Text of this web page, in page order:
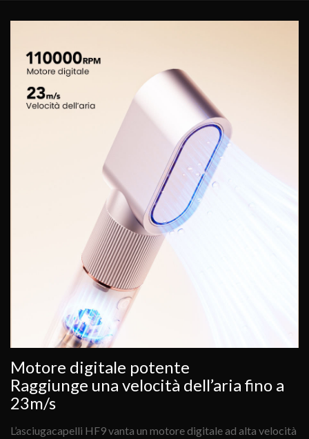
Motore digitale potente
Raggiunge una velocità dell’aria fino a
23m/s
L’asciugacapelli HF9 vanta un motore digitale ad alta velocità